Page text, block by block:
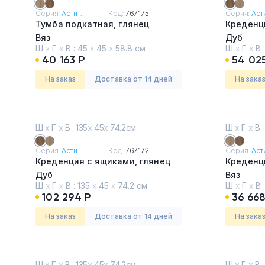
Серия:Асти ... Код: 767175
Тумба подкатная, глянец
Вяз
Ш х Г х В : 45 х 45 х 58.8 см
40 163 Р
На заказ Доставка от 14 дней
Серия:
Дуб
Ш х Г х В :
54
На заказ
Ш х Г х В : 135х 45х 74.2см
Серия:Асти ... Код: 767172
Креденция с ящиками, глянец
Дуб
Ш х Г х В : 135 х 45 х 74.2 см
102 294 Р
На заказ Доставка от 14 дней
Ш х Г х В
Серия:
Вяз
Ш х Г х В :
36
На заказ
Тумбы офисные
Офисные шкафы
Офисные диваны
мебель
Обеденная зона
Искусственные растения
Кашпо